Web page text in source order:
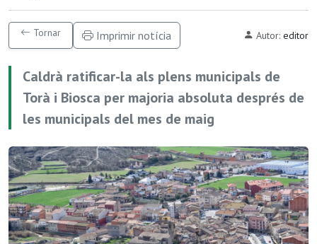
Tornar Imprimir notícia Autor: editor
Caldrà ratificar-la als plens municipals de
Torà i Biosca per majoria absoluta després de
les municipals del mes de maig